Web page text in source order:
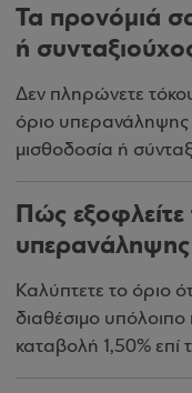
Τα προνόμιά
ή
Δεν πληρώνετε
όριο υπερανάληψης
μισθοδοσία ή
Πώς εξοφλείτε
Καλύπτετε το όριο
διαθέσιμο υπόλοιπο
καταβολή 1,50% επί